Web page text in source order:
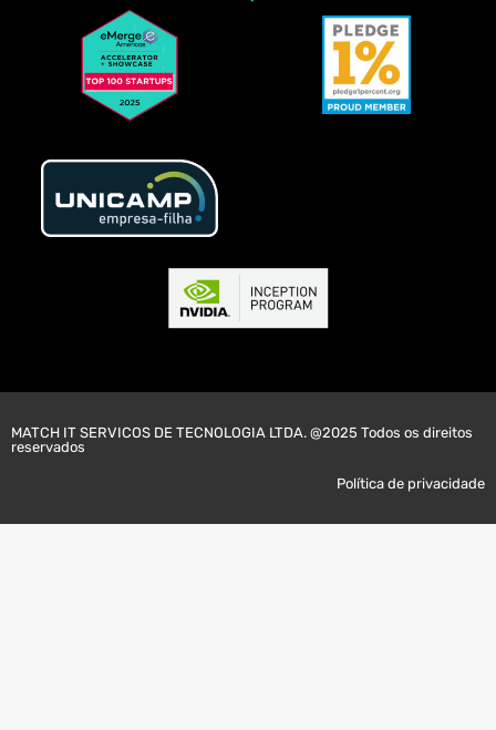
MATCH IT SERVICOS DE TECNOLOGIA LTDA. @2025 Todos os direitos
reservados
Política de privacidade